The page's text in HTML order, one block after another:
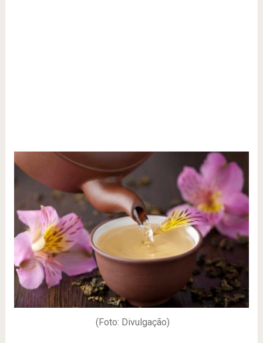
(Foto: Divulgação)